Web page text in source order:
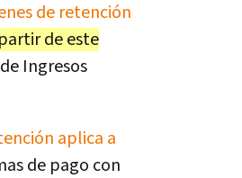
de retención
de este
Ingresos
aplica a
de pago con